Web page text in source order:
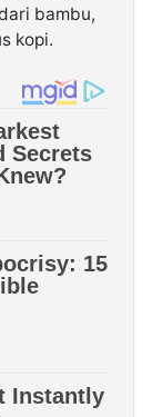
bambu,
kopi.